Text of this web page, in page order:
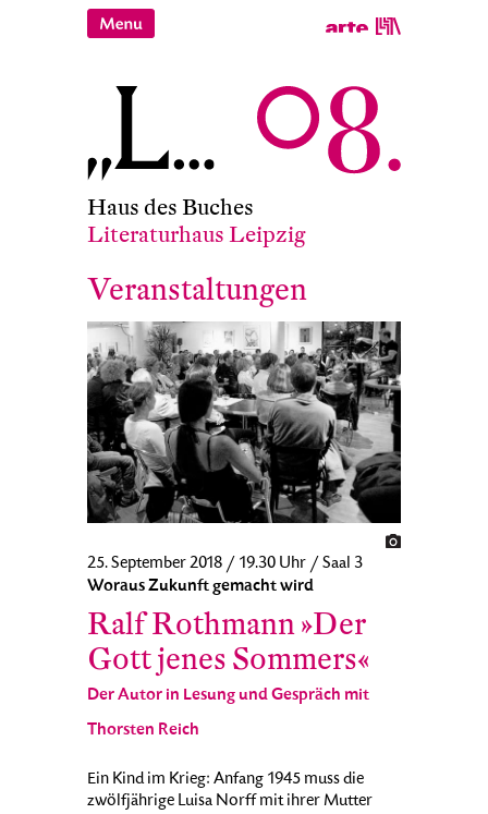
Haus des Buches
Literaturhaus Leipzig
Veranstaltungen
25. September 2018 / 19.30 Uhr / Saal 3
Woraus Zukunft gemacht wird
Ralf Rothmann »Der
Gott jenes Sommers«
Der Autor in Lesung und Gespräch mit
Thorsten Reich
Ein Kind im Krieg: Anfang 1945 muss die
zwölfjährige Luisa Norff mit ihrer Mutter